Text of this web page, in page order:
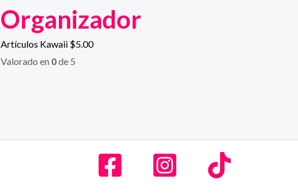
Organizador
Artículos Kawaii $5.00
Valorado en 0de 5